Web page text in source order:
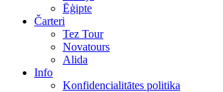
Ēģipte
Čarteri
Tez Tour
Novatours
Alida
Info
Konfidencialitātes politika